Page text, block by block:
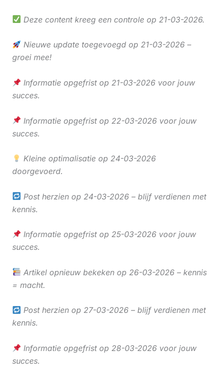
Deze content kreeg een controle op 21-03-2026.
Nieuwe update toegevoegd op 21-03-2026 –
groei mee!
Informatie opgefrist op 21-03-2026 voor jouw
succes.
Informatie opgefrist op 22-03-2026 voor jouw
succes.
Kleine optimalisatie op 24-03-2026
doorgevoerd.
Post herzien op 24-03-2026 – blijf verdienen met
kennis.
Informatie opgefrist op 25-03-2026 voor jouw
succes.
Artikel opnieuw bekeken op 26-03-2026 – kennis
= macht.
Post herzien op 27-03-2026 – blijf verdienen met
kennis.
Informatie opgefrist op 28-03-2026 voor jouw
succes.